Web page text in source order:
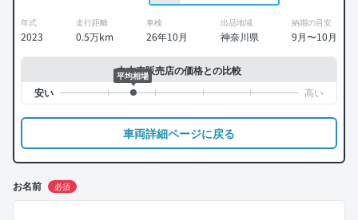
年式
2023
走行距離
0.5万km
車検
26年10月
出品地域
神奈川県
納期の目安
9月〜10月
中古車販売店の価格との比較
平均相場
車両詳細ページに戻る
お名前 必須